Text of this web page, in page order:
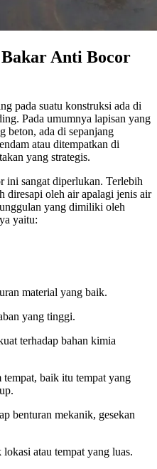
Anti Bocor
pada suatu konstruksi ada di
Pada umumnya lapisan yang
beton, ada di sepanjang
atau ditempatkan di
yang strategis.
ini sangat diperlukan. Terlebih
diresapi oleh air apalagi jenis air
yang dimiliki oleh
yaitu:
material yang baik.
yang tinggi.
terhadap bahan kimia
tempat, baik itu tempat yang
benturan mekanik, gesekan
atau tempat yang luas.